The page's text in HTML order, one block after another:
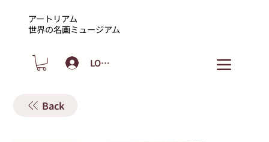
アートリアム
​世界の名画ミュージアム
LOGIN
Back